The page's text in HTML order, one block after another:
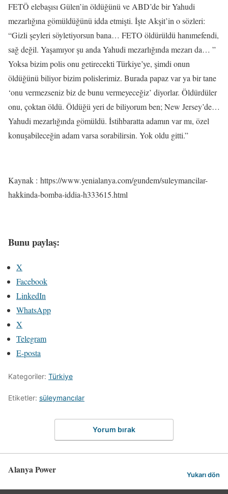
FETÖ elebaşısı Gülen’in öldüğünü ve ABD’de bir Yahudi
mezarlığına gömüldüğünü idda etmişti. İşte Akşit’in o sözleri:
“Gizli şeyleri söyletiyorsun bana… FETO öldürüldü hanımefendi,
sağ değil. Yaşamıyor şu anda Yahudi mezarlığında mezarı da… ”
Yoksa bizim polis onu getirecekti Türkiye’ye, şimdi onun
öldüğünü biliyor bizim polislerimiz. Burada papaz var ya bir tane
‘onu vermezseniz biz de bunu vermeyeceğiz’ diyorlar. Öldürdüler
onu, çoktan öldü. Öldüğü yeri de biliyorum ben; New Jersey’de…
Yahudi mezarlığında gömüldü. İstihbaratta adamın var mı, özel
konuşabileceğin adam varsa sorabilirsin. Yok oldu gitti.”
Kaynak : https://www.yenialanya.com/gundem/suleymancilar-
hakkinda-bomba-iddia-h333615.html
Bunu paylaş:
X
Facebook
LinkedIn
WhatsApp
X
Telegram
E-posta
Kategoriler: Türkiye
Etiketler: süleymancılar
Yorum bırak
Alanya Power Yukarı dön